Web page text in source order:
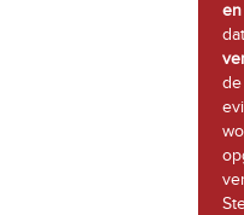
de